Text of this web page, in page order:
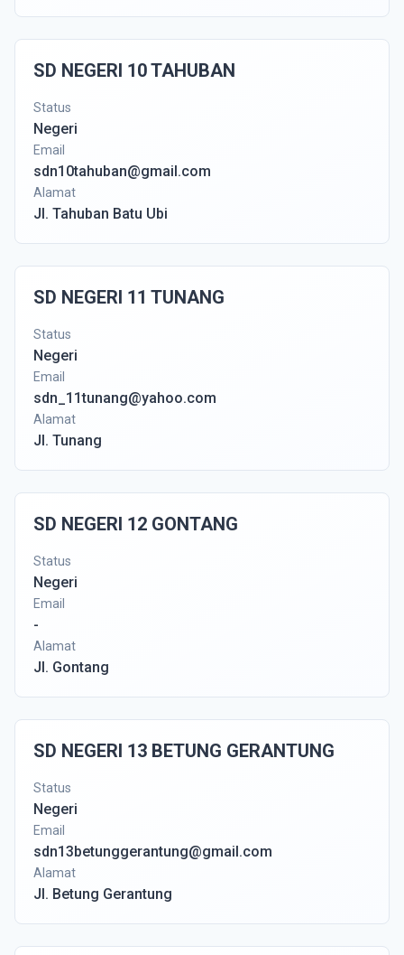
SD NEGERI 10 TAHUBAN
Status
Negeri
Email
sdn10tahuban@gmail.com
Alamat
Jl. Tahuban Batu Ubi
SD NEGERI 11 TUNANG
Status
Negeri
Email
sdn_11tunang@yahoo.com
Alamat
Jl. Tunang
SD NEGERI 12 GONTANG
Status
Negeri
Email
-
Alamat
Jl. Gontang
SD NEGERI 13 BETUNG GERANTUNG
Status
Negeri
Email
sdn13betunggerantung@gmail.com
Alamat
Jl. Betung Gerantung